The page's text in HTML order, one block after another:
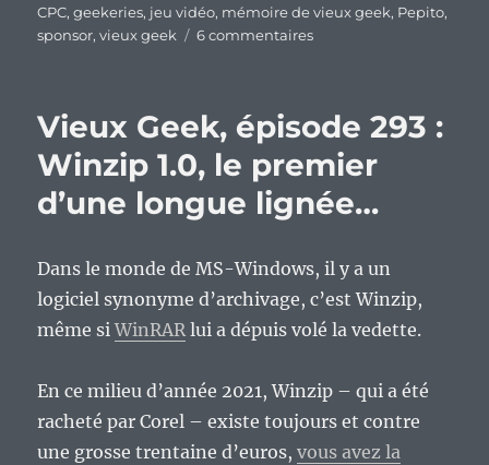
le
CPC,geekeries, jeu vidéo, mémoire de vieux geek, Pepito,
sponsor,vieux geek 6 commentairessur
332
Les
aventures
de
au
quel
étrange
Vieux Geek, épisode 293 :
Winzip 1.0, le premier
d’une longue lignée…
Dans le monde de MS-Windows, il y a un
logiciel synonyme d’archivage, c’est Winzip,
même siWinRARlui a dépuis volé la vedette.
En ce milieu d’année 2021, Winzip – qui a été
racheté par Corel – existe toujours et contre
une grosse trentaine d’euros,vous avez la